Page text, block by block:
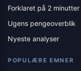
Forklaret på 2 minutter
Ugens pengeoverblik
Nyeste analyser
POPULÆRE EMNER